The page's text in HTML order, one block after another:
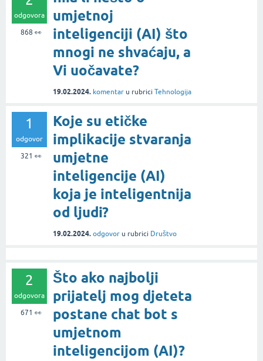
odgovora
868 👀
umjetnoj
inteligenciji (AI) što
mnogi ne shvaćaju, a
Vi uočavate?
19.02.2024. komentar u rubrici Tehnologija
1
odgovor
321 👀
Koje su etičke
implikacije stvaranja
umjetne
inteligencije (AI)
koja je inteligentnija
od ljudi?
19.02.2024. odgovor u rubrici Društvo
2
odgovora
671 👀
Što ako najbolji
prijatelj mog djeteta
postane chat bot s
umjetnom
inteligencijom (AI)?